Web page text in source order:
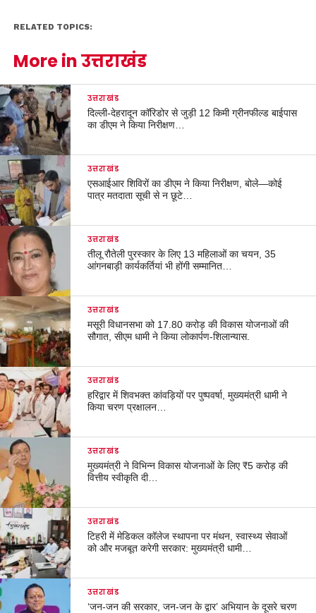
RELATED TOPICS:
More in उत्तराखंड
उत्तराखंड
दिल्ली-देहरादून कॉरिडोर से जुड़ी 12 किमी ग्रीनफील्ड बाईपास
का डीएम ने किया निरीक्षण…
उत्तराखंड
एसआईआर शिविरों का डीएम ने किया निरीक्षण, बोले—कोई
पात्र मतदाता सूची से न छूटे…
उत्तराखंड
तीलू रौतेली पुरस्कार के लिए 13 महिलाओं का चयन, 35
आंगनबाड़ी कार्यकर्तियां भी होंगी सम्मानित…
उत्तराखंड
मसूरी विधानसभा को 17.80 करोड़ की विकास योजनाओं की
सौगात, सीएम धामी ने किया लोकार्पण-शिलान्यास.
उत्तराखंड
हरिद्वार में शिवभक्त कांवड़ियों पर पुष्पवर्षा, मुख्यमंत्री धामी ने
किया चरण प्रक्षालन…
उत्तराखंड
मुख्यमंत्री ने विभिन्न विकास योजनाओं के लिए ₹5 करोड़ की
वित्तीय स्वीकृति दी…
उत्तराखंड
टिहरी में मेडिकल कॉलेज स्थापना पर मंथन, स्वास्थ्य सेवाओं
को और मजबूत करेगी सरकार: मुख्यमंत्री धामी…
उत्तराखंड
‘जन-जन की सरकार, जन-जन के द्वार’ अभियान के दूसरे चरण